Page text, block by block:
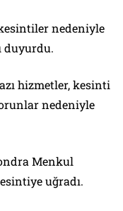
nedeniyle
duyurdu.
hizmetler, kesinti
nedeniyle
Menkul
uğradı.